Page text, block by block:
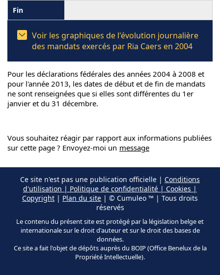
Voir les graphiques de l'évolution journalière
des mandats exercés par Ria Caers en 2004
Pour les déclarations fédérales des années 2004 à 2008 et
pour l'année 2013, les dates de début et de fin de mandats
ne sont renseignées que si elles sont différentes du 1er
janvier et du 31 décembre.
Vous souhaitez réagir par rapport aux informations publiées
sur cette page ? Envoyez-moi un message
Ce site n'est pas une publication officielle | Conditions
d'utilisation | Politique de confidentialité | Cookies |
Copyright | Plan du site | © Cumuleo ™ | Tous droits
réservés
Le contenu du présent site est protégé par la législation belge et
internationale sur le droit d'auteur et sur le droit des bases de
données.
Ce site a fait l'objet de dépôts auprès du BOIP (Office Benelux de la
Propriété Intellectuelle).